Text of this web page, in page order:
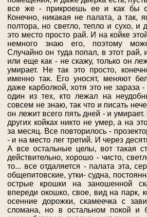
все же - прикроешь ее и как бы
Конечно, никакая не палата, а так,
полтора, но светло, тепло и сухо, и
это место просто рай. И на койке
немного знаю его, поэтому
Случайно он туда попал, в этот рай,
или еще как - не скажу, только он
умирает. Не так это просто,
именно так. Его уносят, меняют
даже карболкой, хотя это не зараза
один из тех, кто лежал на
совсем не знаю, так что и писать
он лежит всего пять дней - и
других койках никто не умер, а на
за месяц. Все повторилось -
- и на место лег третий. И через
А все остальные целы, вот такая
действительно, хорошо - чисто,
то... все отдаляется - палата эта,
общепитовские, утки- судна,
острые крошки на заношенной
впереди окошко, свое, вид на парк,
осенние дорожки, скамеечка с
сломана, но в остальном покой и